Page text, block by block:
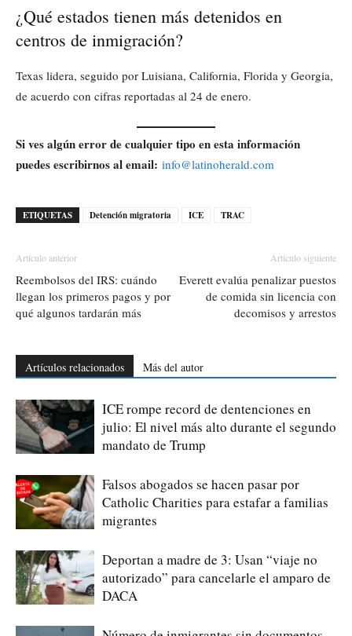
¿Qué estados tienen más detenidos en
centros de inmigración?
Texas lidera, seguido por Luisiana, California, Florida y Georgia,
de acuerdo con cifras reportadas al 24 de enero.
Si ves algún error de cualquier tipo en esta información
puedes escribirnos al email: info@latinoherald.com
ETIQUETAS Detención migratoria ICE TRAC
Artículo anterior
Reembolsos del IRS: cuándo
llegan los primeros pagos y por
qué algunos tardarán más
Artículo siguiente
Everett evalúa penalizar puestos
de comida sin licencia con
decomisos y arrestos
Artículos relacionados Más del autor
ICE rompe record de dentenciones en
julio: El nivel más alto durante el segundo
mandato de Trump
Falsos abogados se hacen pasar por
Catholic Charities para estafar a familias
migrantes
Deportan a madre de 3: Usan “viaje no
autorizado” para cancelarle el amparo de
DACA